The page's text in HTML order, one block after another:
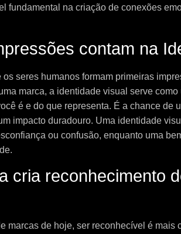
fundamental na criação de conexões
contam na
os seres humanos formam primeiras
marca, a identidade visual serve
é e do que representa. É a chance de
impacto duradouro. Uma identidade
ou confusão, enquanto uma
cria reconhecimento
marcas de hoje, ser reconhecível é mais